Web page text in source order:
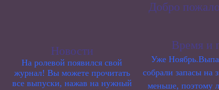
Добро
Новости
На ролевой появился свой
журнал! Вы можете прочитать
все выпуски, нажав на нужный
Время и
Уже
собрали запасы на
меньше, поэтому